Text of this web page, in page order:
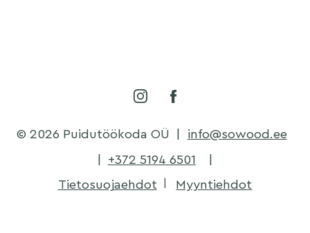
© 2026 Puidutöökoda OÜ
info@sowood.ee
+372 5194 6501
Tietosuojaehdot
Myyntiehdot